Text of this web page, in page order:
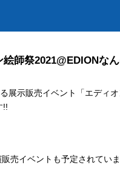
師祭2021@EDIONな
展示販売イベント「エディ
!!
売イベントも予定されてい